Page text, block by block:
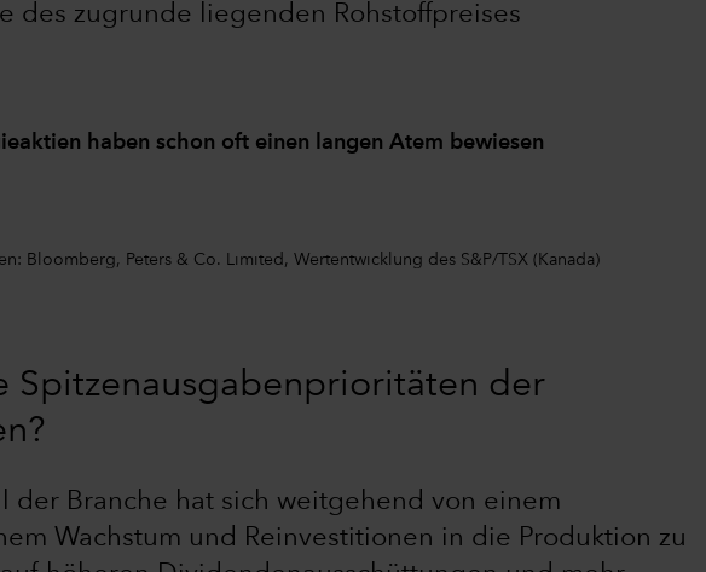
des zugrunde liegenden Rohstoffpreises
haben schon oft einen langen Atem bewiesen
Bloomberg, Peters & Co. Limited, Wertentwicklung des S&P/TSX (Kanada)
Spitzenausgabenprioritäten der
der Branche hat sich weitgehend von einem
Wachstum und Reinvestitionen in die Produktion zu